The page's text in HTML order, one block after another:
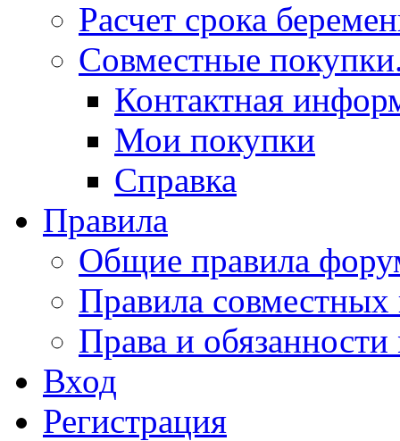
Расчет срока
Совместные
Контактная
Мои покупки
Справка
Правила
Общие правила
Правила совместных
Права и
Вход
Регистрация